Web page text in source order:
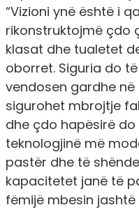
“Vizioni ynë është i
rikonstruktojmë çdo
klasat dhe tualetet
oborret. Siguria do
vendosen gardhe
sigurohet mbrojtje
dhe çdo hapësirë
teknologjinë më
pastër dhe të
kapacitetet janë të
fëmijë mbesin jashtë